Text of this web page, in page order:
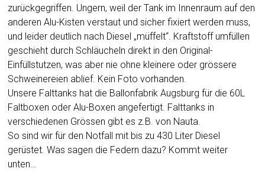
zurückgegriffen. Ungern, weil der Tank im Innenraum auf den
anderen Alu-Kisten verstaut und sicher fixiert werden muss,
und leider deutlich nach Diesel „müffelt“. Kraftstoff umfüllen
geschieht durch Schläucheln direkt in den Original-
Einfüllstutzen, was aber nie ohne kleinere oder grössere
Schweinereien ablief. Kein Foto vorhanden.
Unsere Falttanks hat die Ballonfabrik Augsburg für die 60L
Faltboxen oder Alu-Boxen angefertigt. Falttanks in
verschiedenen Grössen gibt es z.B. von Nauta.
So sind wir für den Notfall mit bis zu 430 Liter Diesel
gerüstet. Was sagen die Federn dazu? Kommt weiter
unten…